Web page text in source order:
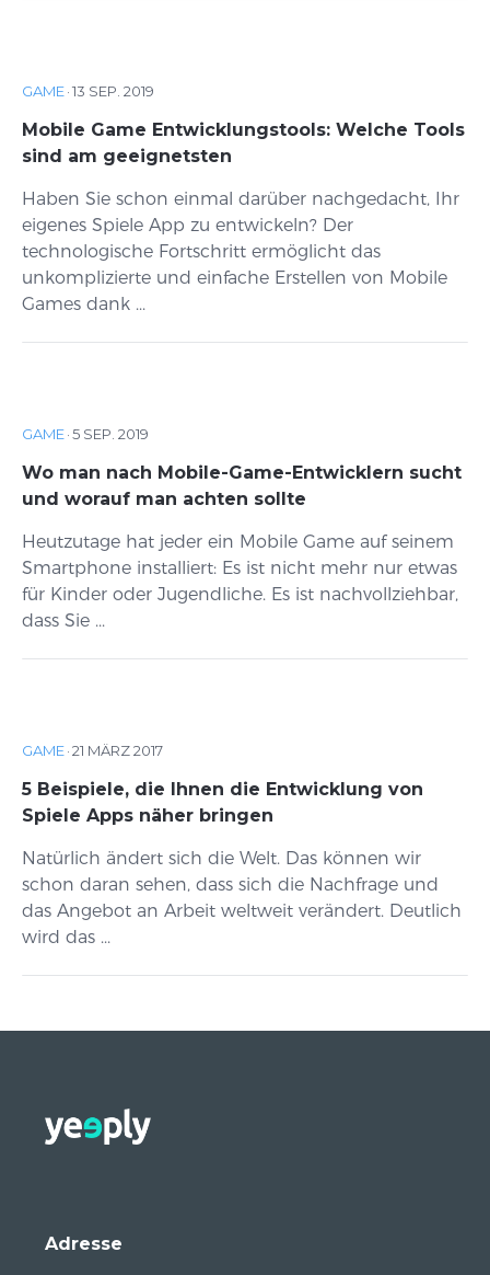
GAME·13 SEP. 2019
Mobile Game Entwicklungstools: Welche Tools
sind am geeignetsten
Haben Sie schon einmal darüber nachgedacht, Ihr
eigenes Spiele App zu entwickeln? Der
technologische Fortschritt ermöglicht das
unkomplizierte und einfache Erstellen von Mobile
Games dank ...
GAME·5 SEP. 2019
Wo man nach Mobile-Game-Entwicklern sucht
und worauf man achten sollte
Heutzutage hat jeder ein Mobile Game auf seinem
Smartphone installiert: Es ist nicht mehr nur etwas
für Kinder oder Jugendliche. Es ist nachvollziehbar,
dass Sie ...
GAME·21 MÄRZ 2017
5 Beispiele, die Ihnen die Entwicklung von
Spiele Apps näher bringen
Natürlich ändert sich die Welt. Das können wir
schon daran sehen, dass sich die Nachfrage und
das Angebot an Arbeit weltweit verändert. Deutlich
wird das ...
Adresse